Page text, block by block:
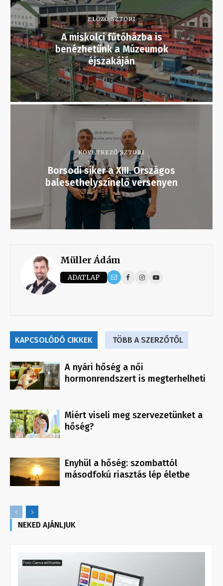
ELŐZŐ SZTORI
A miskolci fűtőházba is
benézhetünk a Múzeumok
éjszakáján
KÖVETKEZŐ SZTORI
Borsodi siker a XIII. Országos
balesethelyszínelő versenyen
Müller Ádám
ADATLAP
KAPCSOLÓDÓ CIKKEK TÖBB A SZERZŐTŐL
A nyári hőség a női
hormonrendszert is megterhelheti
Miért viseli meg szervezetünket a
hőség?
Enyhül a hőség: szombattól
másodfokú riasztás lép életbe
NEKED AJÁNLJUK